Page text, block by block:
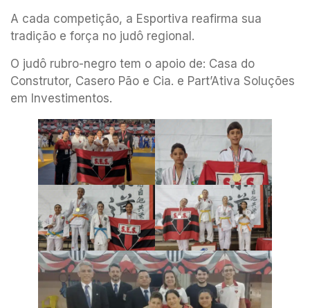
A cada competição, a Esportiva reafirma sua
tradição e força no judô regional.
O judô rubro-negro tem o apoio de: Casa do
Construtor, Casero Pão e Cia. e Part’Ativa Soluções
em Investimentos.